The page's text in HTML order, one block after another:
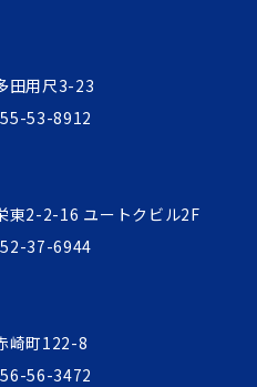
田用尺3-23
53-8912
2-2-16 ユートクビル2F
37-6944
崎町122-8
56-3472